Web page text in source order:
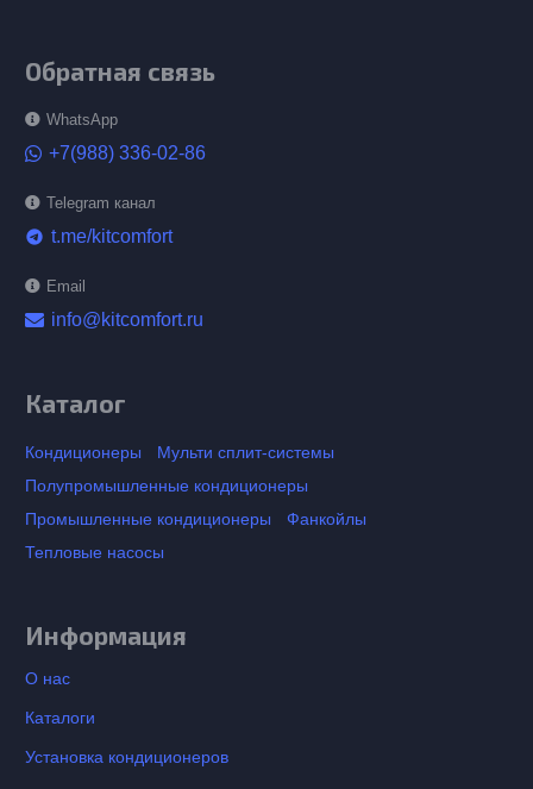
Обратная связь
WhatsApp
+7(988) 336-02-86
Telegram канал
telegram t.me/kitcomfort
Email
info@kitcomfort.ru
Каталог
Кондиционеры
Мульти сплит-системы
Полупромышленные кондиционеры
Промышленные кондиционеры
Фанкойлы
Тепловые насосы
Информация
О нас
Каталоги
Установка кондиционеров